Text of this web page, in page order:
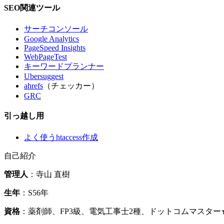
SEO関連ツール
サーチコンソール
Google Analytics
PageSpeed Insights
WebPageTest
キーワードプランナー
Ubersuggest
ahrefs （チェッカー）
GRC
引っ越し用
よく使うhtaccess作成
自己紹介
管理人 ：寺山 直樹
生年 ：S56年
資格：薬剤師、FP3級、電気工事士2種、ドットコムマスタ